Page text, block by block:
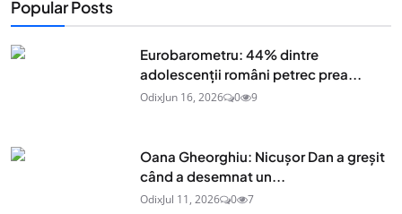
Popular Posts
Eurobarometru: 44% dintre
adolescenţii români petrec prea...
OdixJun 16, 2026 0 9
Oana Gheorghiu: Nicușor Dan a greșit
când a desemnat un...
OdixJul 11, 2026 0 7